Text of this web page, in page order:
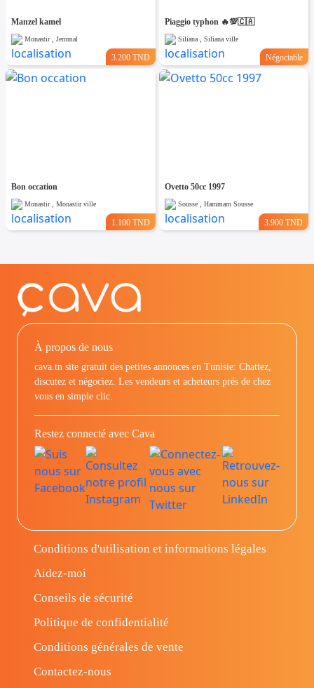
Manzel kamel
Monastir , Jemmal
3.200 TND
Piaggio typhon 🔥💯🇨🇦
Siliana , Siliana ville
Négociable
Bon occation
Monastir , Monastir ville
1.100 TND
Ovetto 50cc 1997
Sousse , Hammam Sousse
3.900 TND
À propos de nous
cava.tn site gratuit des petites annonces en Tunisie: Chattez,
discutez et négociez. Les vendeurs et acheteurs prés de chez
vous en simple clic.
Restez connecté avec Cava
Conditions d'utilisation et informations légales
Aidez-moi
Conseils de sécurité
Politique de confidentialité
Conditions générales de vente
Contactez-nous